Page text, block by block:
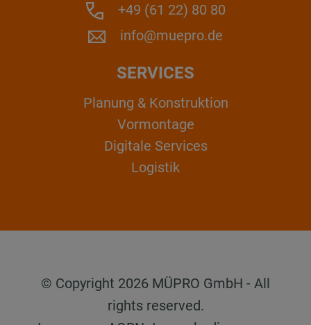
+49 (61 22) 80 80
info@muepro.de
SERVICES
Planung & Konstruktion
Vormontage
Digitale Services
Logistik
© Copyright 2026 MÜPRO GmbH - All
rights reserved.